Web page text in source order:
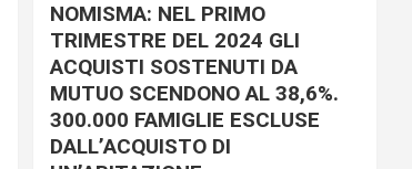
NOMISMA: NEL PRIMO
TRIMESTRE DEL 2024 GLI
ACQUISTI SOSTENUTI DA
MUTUO SCENDONO AL 38,6%.
300.000 FAMIGLIE ESCLUSE
DALL’ACQUISTO DI